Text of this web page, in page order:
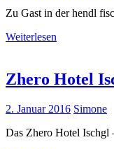
Zu Gast in der hendl
Weiterlesen
Zhero Hotel
2. Januar 2016 Simone
Das Zhero Hotel Ischgl